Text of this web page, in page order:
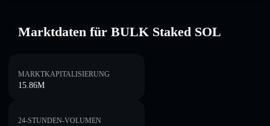
Marktdaten für BULK Staked SOL
MARKTKAPITALISIERUNG
15.86M
24-STUNDEN-VOLUMEN